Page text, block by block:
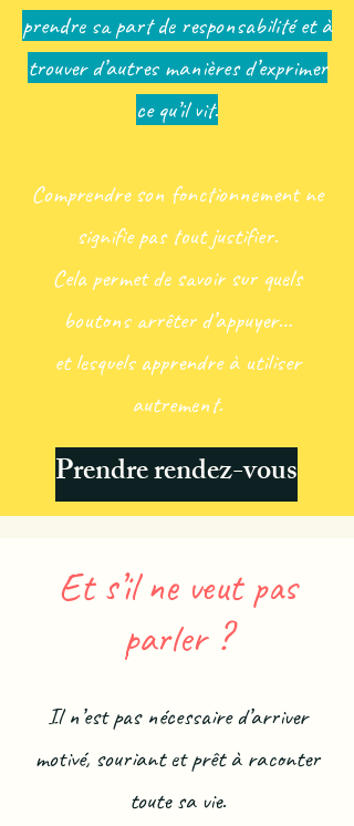
prendre sa part de responsabilité et à
trouver d’autres manières d’exprimer
ce qu’il vit.
Comprendre son fonctionnement ne
signifie pas tout justifier.
Cela permet de savoir sur quels
boutons arrêter d’appuyer…
et lesquels apprendre à utiliser
autrement.​
Prendre rendez-vous
Et s’il ne veut pas
parler ?
Il n’est pas nécessaire d’arriver
motivé, souriant et prêt à raconter
toute sa vie.